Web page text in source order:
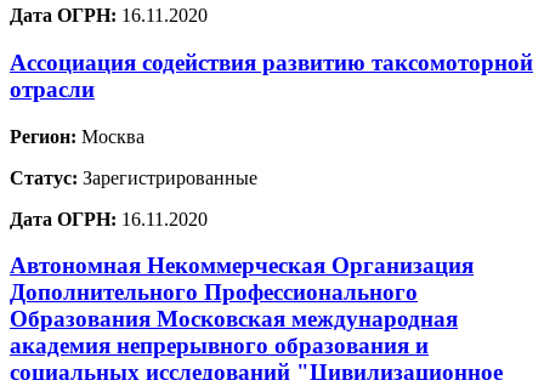
Дата ОГРН: 16.11.2020
Ассоциация содействия развитию таксомоторной
отрасли
Регион: Москва
Статус: Зарегистрированные
Дата ОГРН: 16.11.2020
Автономная Некоммерческая Организация
Дополнительного Профессионального
Образования Московская международная
академия непрерывного образования и
социальных исследований "Цивилизационное